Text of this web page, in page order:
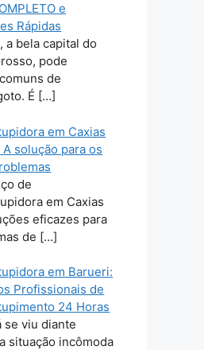
e
Rápidas
a bela capital do
pode
de
É […]
em Caxias
solução para os
de
em Caxias
eficazes para
de […]
em Barueri:
Profissionais de
24 Horas
se viu diante
situação incômoda